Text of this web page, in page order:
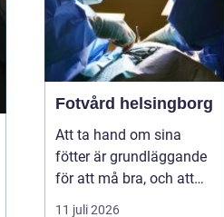
Fotvård helsingborg
Att ta hand om sina
fötter är grundläggande
för att må bra, och att
unna sig professionell
11 juli 2026